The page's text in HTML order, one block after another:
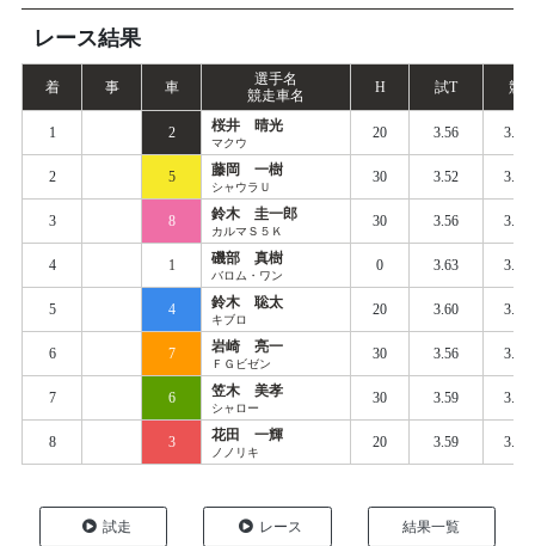
レース結果
着 事 車
選手名
競走車名
H 試T 競
1 2 桜井 晴光
マクウ
20 3.56 3.612
2 5 藤岡 一樹
シャウラＵ
30 3.52 3.601
3 8 鈴木 圭一郎
カルマＳ５Ｋ
30 3.56 3.617
4 1 磯部 真樹
バロム・ワン
0 3.63 3.674
5 4 鈴木 聡太
キブロ
20 3.60 3.663
6 7 岩崎 亮一
ＦＧビゼン
30 3.56 3.725
7 6 笠木 美孝
シャロー
30 3.59 3.732
8 3 花田 一輝
ノノリキ
20 3.59 3.760
試走 レース 結果一覧